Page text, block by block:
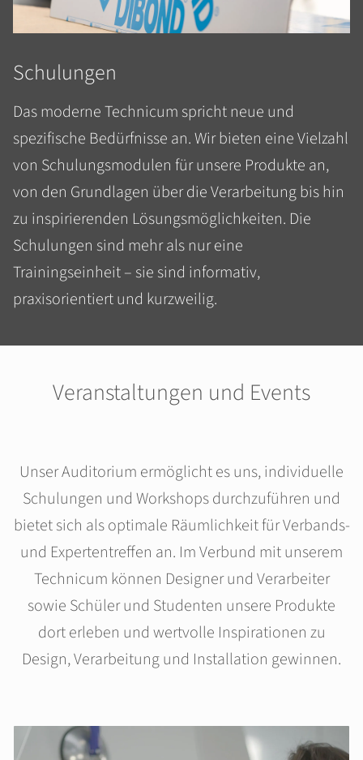
Schulungen
Das moderne Technicum spricht neue und
spezifische Bedürfnisse an. Wir bieten eine Vielzahl
von Schulungsmodulen für unsere Produkte an,
von den Grundlagen über die Verarbeitung bis hin
zu inspirierenden Lösungsmöglichkeiten. Die
Schulungen sind mehr als nur eine
Trainingseinheit – sie sind informativ,
praxisorientiert und kurzweilig.
Veranstaltungen und Events
Unser Auditorium ermöglicht es uns, individuelle
Schulungen und Workshops durchzuführen und
bietet sich als optimale Räumlichkeit für Verbands-
und Expertentreffen an. Im Verbund mit unserem
Technicum können Designer und Verarbeiter
sowie Schüler und Studenten unsere Produkte
dort erleben und wertvolle Inspirationen zu
Design, Verarbeitung und Installation gewinnen.